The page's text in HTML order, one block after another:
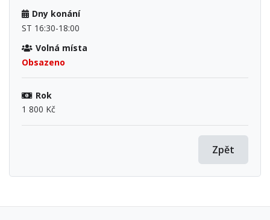
Dny konání
ST 16:30-18:00
Volná místa
Obsazeno
Rok
1 800 Kč
Zpět